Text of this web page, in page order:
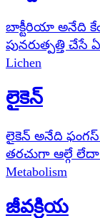
బాక్టీరియా అనేది
పునరుత్పత్తి చేసే
Lichen
లైకెన్
లైకెన్ అనేది
తరచుగా ఆల్గే
Metabolism
జీవక్రియ